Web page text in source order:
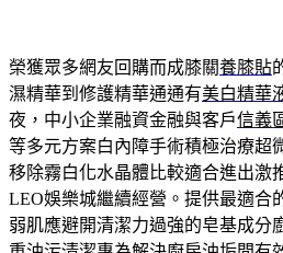
榮獲眾多網友回購而成膝關養膝貼
濕精華到修護精華通通有美白精華
夜，中小企業融資金融與客戶信義
等多元方案白內障手術積極治療超
移除霧白化水晶體比較適合進出激
LEO娛樂城繼續經營。提供最適合
弱肌應避開清潔力過強的皂基成分